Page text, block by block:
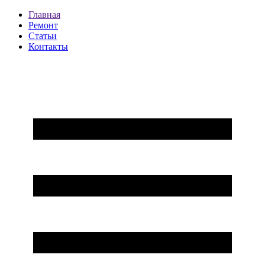
Главная
Ремонт
Статьи
Контакты